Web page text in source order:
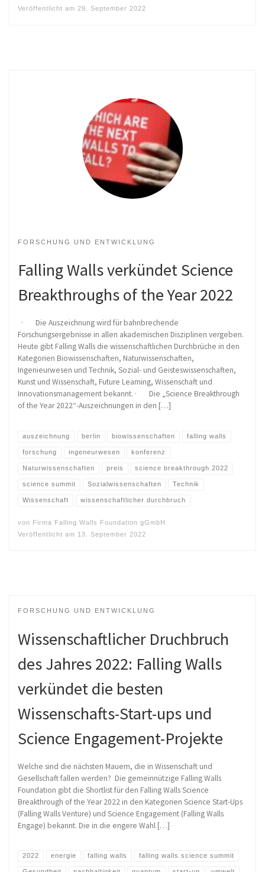
Veröffentlicht am 29. September 2022
FORSCHUNG UND ENTWICKLUNG
Falling Walls verkündet Science
Breakthroughs of the Year 2022
· Die Auszeichnung wird für bahnbrechende
Forschungsergebnisse in allen akademischen Disziplinen vergeben.
Heute gibt Falling Walls die wissenschaftlichen Durchbrüche in den
Kategorien Biowissenschaften, Naturwissenschaften,
Ingenieurwesen und Technik, Sozial- und Geisteswissenschaften,
Kunst und Wissenschaft, Future Learning, Wissenschaft und
Innovationsmanagement bekannt. · Die „Science Breakthrough
of the Year 2022“-Auszeichnungen in den […]
auszeichnung berlin biowissenschaften falling walls
forschung ingeneurwesen konferenz
Naturwissenschaften preis science breakthrough 2022
science summit Sozialwissenschaften Technik
Wissenschaft wissenschaftlicher durchbruch
von Firma Falling Walls Foundation gGmbH
Veröffentlicht am 13. September 2022
FORSCHUNG UND ENTWICKLUNG
Wissenschaftlicher Druchbruch
des Jahres 2022: Falling Walls
verkündet die besten
Wissenschafts-Start-ups und
Science Engagement-Projekte
Welche sind die nächsten Mauern, die in Wissenschaft und
Gesellschaft fallen werden? Die gemeinnützige Falling Walls
Foundation gibt die Shortlist für den Falling Walls Science
Breakthrough of the Year 2022 in den Kategorien Science Start-Ups
(Falling Walls Venture) und Science Engagement (Falling Walls
Engage) bekannt. Die in die engere Wahl […]
2022 energie falling walls falling walls science summit